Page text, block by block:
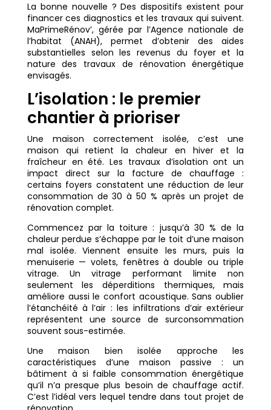
La bonne nouvelle ? Des dispositifs existent pour
financer ces diagnostics et les travaux qui suivent.
MaPrimeRénov’, gérée par l’Agence nationale de
l’habitat (ANAH), permet d’obtenir des aides
substantielles selon les revenus du foyer et la
nature des travaux de rénovation énergétique
envisagés.
L’isolation : le premier
chantier à prioriser
Une maison correctement isolée, c’est une
maison qui retient la chaleur en hiver et la
fraîcheur en été. Les travaux d’isolation ont un
impact direct sur la facture de chauffage :
certains foyers constatent une réduction de leur
consommation de 30 à 50 % après un projet de
rénovation complet.
Commencez par la toiture : jusqu’à 30 % de la
chaleur perdue s’échappe par le toit d’une maison
mal isolée. Viennent ensuite les murs, puis la
menuiserie — volets, fenêtres à double ou triple
vitrage. Un vitrage performant limite non
seulement les déperditions thermiques, mais
améliore aussi le confort acoustique. Sans oublier
l’étanchéité à l’air : les infiltrations d’air extérieur
représentent une source de surconsommation
souvent sous-estimée.
Une maison bien isolée approche les
caractéristiques d’une maison passive : un
bâtiment à si faible consommation énergétique
qu’il n’a presque plus besoin de chauffage actif.
C’est l’idéal vers lequel tendre dans tout projet de